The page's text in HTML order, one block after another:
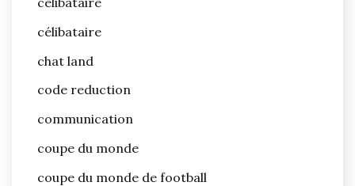
célibataire
chat land
code reduction
communication
coupe du monde
coupe du monde de football